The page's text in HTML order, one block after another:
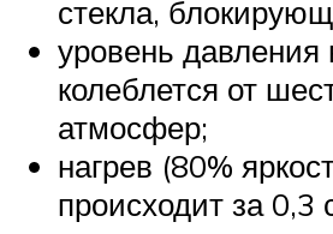
стекла,
уровень давления
колеблется от
атмосфер;
нагрев (80%
происходит за 0,3